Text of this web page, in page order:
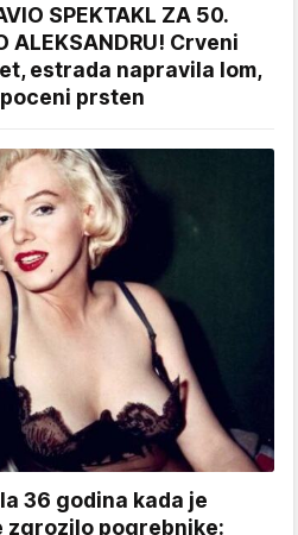
SPEKTAKL ZA 50.
ALEKSANDRU! Crveni
estrada napravila lom,
prsten
36 godina kada je
zgrozilo pogrebnike: